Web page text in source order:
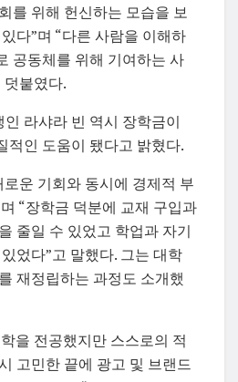
를 위해 헌신하는 모습을 보
다”며 “다른 사람을 이해하
공동체를 위해 기여하는 사
덧붙였다.
라샤라 빈 역시 장학금이
적인 도움이 됐다고 밝혔다.
운 기회와 동시에 경제적 부
“장학금 덕분에 교재 구입과
줄일 수 있었고 학업과 자기
었다”고 말했다. 그는 대학
재정립하는 과정도 소개했
을 전공했지만 스스로의 적
고민한 끝에 광고 및 브랜드